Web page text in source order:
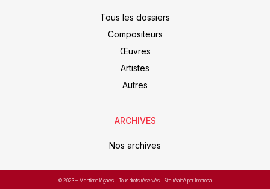
Tous les dossiers
Compositeurs
Œuvres
Artistes
Autres
ARCHIVES
Nos archives
© 2023 – Mentions légales – Tous droits réservés – Site réalisé par Improba